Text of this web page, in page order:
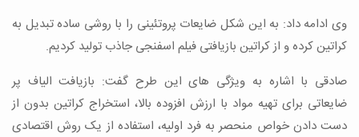
وی ادامه داد: به این شکل ضایعات پروتئینی را با روشی ساده تبدیل به
کراتین کرده و از کراتین بازیافتی فیلم اسفنجی جاذب تولید کردیم.
صادقی با اشاره به ویژگی های این طرح گفت: بازیافت الیاف پر
ضایعاتی برای تهیه مواد با ارزش افزوده بالا، استخراج کراتین بدون از
دست دادن خواص منحصر به فرد اولیه، استفاده از یک روش اقتصادی